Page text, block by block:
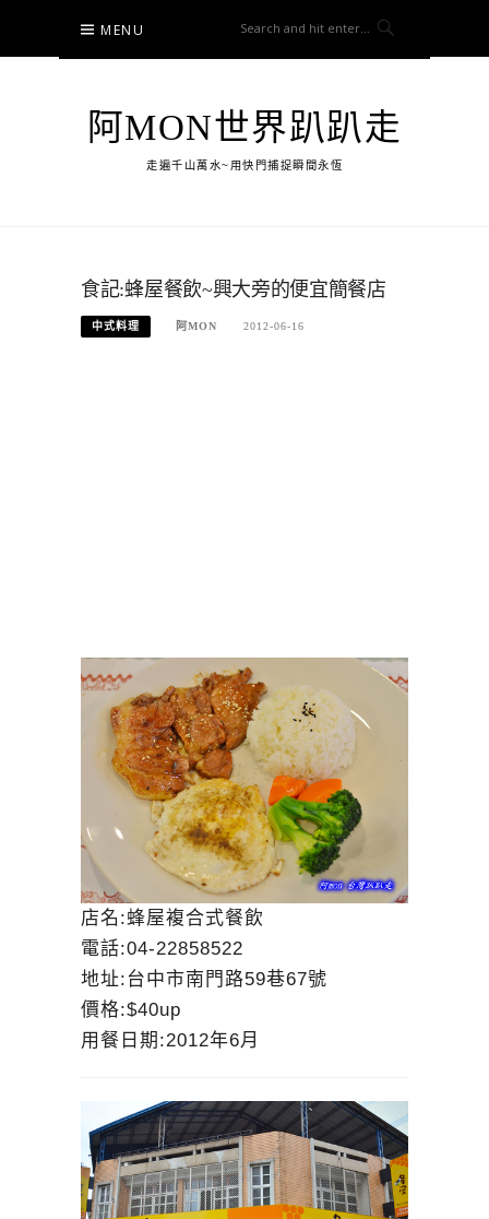
content
MENU
阿MON世界趴趴走
走遍千山萬水~用快門捕捉瞬間永恆
食記:蜂屋餐飲~興大旁的便宜簡餐店
中式料理 阿MON 2012-06-16
店名:蜂屋複合式餐飲
電話:04-22858522
地址:台中市南門路59巷67號
價格:$40up
用餐日期:2012年6月